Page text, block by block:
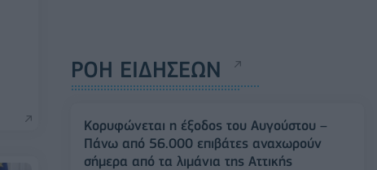
ΡΟΗ ΕΙΔΗΣΕΩΝ
Κορυφώνεται η έξοδος του Αυγούστου –
Πάνω από 56.000 επιβάτες αναχωρούν
σήμερα από τα λιμάνια της Αττικής